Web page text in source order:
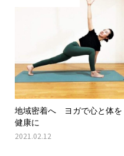
地域密着へ ヨガで心と体を
健康に
2021.02.12